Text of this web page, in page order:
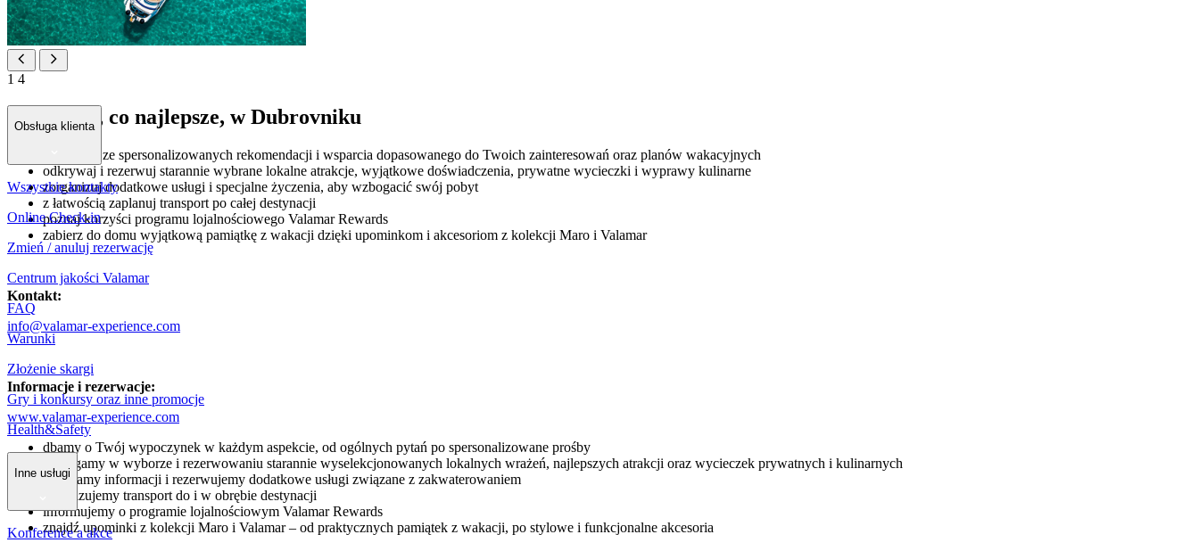
1 4
Odkryj to, co najlepsze, w Dubrovniku
skorzystaj ze spersonalizowanych rekomendacji i wsparcia dopasowanego do Twoich zainteresowań oraz planów wakacyjnych
odkrywaj i rezerwuj starannie wybrane lokalne atrakcje, wyjątkowe doświadczenia, prywatne wycieczki i wyprawy kulinarne
zorganizuj dodatkowe usługi i specjalne życzenia, aby wzbogacić swój pobyt
z łatwością zaplanuj transport po całej destynacji
poznaj korzyści programu lojalnościowego Valamar Rewards
zabierz do domu wyjątkową pamiątkę z wakacji dzięki upominkom i akcesoriom z kolekcji Maro i Valamar
Kontakt:
info@valamar-experience.com
Informacje i rezerwacje:
www.valamar-experience.com
dbamy o Twój wypoczynek w każdym aspekcie, od ogólnych pytań po spersonalizowane prośby
pomagamy w wyborze i rezerwowaniu starannie wyselekcjonowanych lokalnych wrażeń, najlepszych atrakcji oraz wycieczek prywatnych i kulinarnych
udzielamy informacji i rezerwujemy dodatkowe usługi związane z zakwaterowaniem
organizujemy transport do i w obrębie destynacji
informujemy o programie lojalnościowym Valamar Rewards
znajdź upominki z kolekcji Maro i Valamar – od praktycznych pamiątek z wakacji, po stylowe i funkcjonalne akcesoria
Obsługa klienta
Wszystkie kontakty
Online Check-in
Zmień / anuluj rezerwację
Centrum jakości Valamar
FAQ
Warunki
Złożenie skargi
Gry i konkursy oraz inne promocje
Health&Safety
Inne usługi
Konference a akce